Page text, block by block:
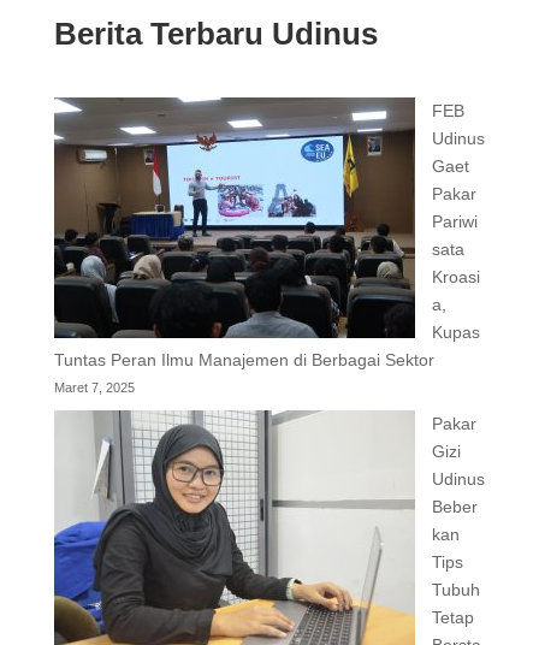
Berita Terbaru Udinus
FEB
Udinus
Gaet
Pakar
Pariwi
sata
Kroasi
a,
Kupas
Tuntas Peran Ilmu Manajemen di Berbagai Sektor
Maret 7, 2025
Pakar
Gizi
Udinus
Beber
kan
Tips
Tubuh
Tetap